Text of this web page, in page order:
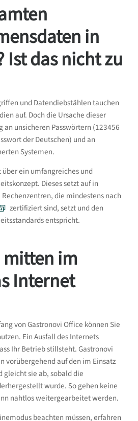
in
Ist das nicht zu
und Datendiebstählen tauchen
auf. Doch die Ursache dieser
unsicheren Passwörtern (123456
der Deutschen) und an
Systemen.
ein umfangreiches und
Dieses setzt auf in
die mindestens nach
zertifiziert sind, setzt und den
entspricht.
im
Internet
von Gastronovi Office können Sie
Ein Ausfall des Internets
Ihr Betrieb stillsteht. Gastronovi
vorübergehend auf den im Einsatz
gleicht sie ab, sobald die
wurde. So gehen keine
nahtlos weitergearbeitet werden.
beachten müssen, erfahren